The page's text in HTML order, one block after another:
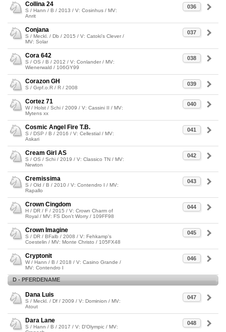
036
Collina 24
S / Hann / B / 2013 / V: Cosinhus / MV:
Anrit
037
Conjana
S / Meckl. / Db / 2015 / V: Catoki's Clever /
MV: Solar
038
Cora 642
S / OS / B / 2012 / V: Conlander / MV:
Wienerwald / 106GY99
039
Corazon GH
S / Grpf.o.R / R / 2008
040
Cortez 71
W / Holst / Schi / 2009 / V: Cassini II / MV:
Mytens xx
041
Cosmic Angel Fire T.B.
S / DSP / B / 2016 / V: Cellestial / MV:
Askari
042
Cream Girl AS
S / OS / Schi / 2019 / V: Classico TN / MV:
Newton
043
Cremissima
S / Old / B / 2010 / V: Contendro I / MV:
Rapallo
044
Crown Cingdom
H / DR / F / 2015 / V: Crown Charm of
Royal / MV: FS Don't Worry / 109FF98
045
Crown Imagine
S / DR / BFalb / 2008 / V: Fehkamp's
Coestelin / MV: Monte Christo / 105FX48
046
Cryptonit
W / Hann / B / 2018 / V: Casino Grande /
MV: Contendro I
D - PFERDENAME
047
Dana Luis
S / Meckl. / Df / 2009 / V: Dominion / MV:
Atout
048
Dara Lane
S / Hann / B / 2017 / V: D'Olympic / MV: